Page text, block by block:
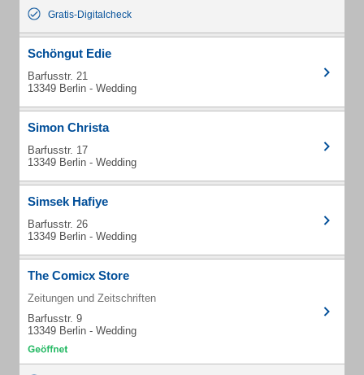
Gratis-Digitalcheck
Schöngut Edie
Barfusstr. 21
13349 Berlin - Wedding
Simon Christa
Barfusstr. 17
13349 Berlin - Wedding
Simsek Hafiye
Barfusstr. 26
13349 Berlin - Wedding
The Comicx Store
Zeitungen und Zeitschriften
Barfusstr. 9
13349 Berlin - Wedding